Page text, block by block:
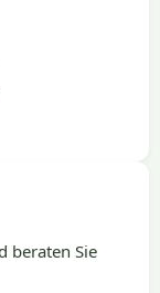
beraten Sie